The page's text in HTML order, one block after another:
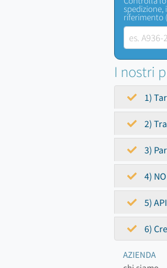
spedizione,
riferimento
I nostri
1)
2)
3)
4)
5)
6)
AZIENDA